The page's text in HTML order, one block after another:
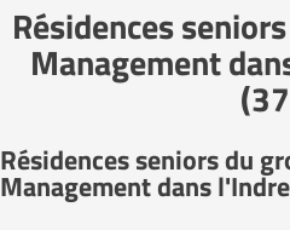
Résidences
Management
Résidences seniors du
Management dans